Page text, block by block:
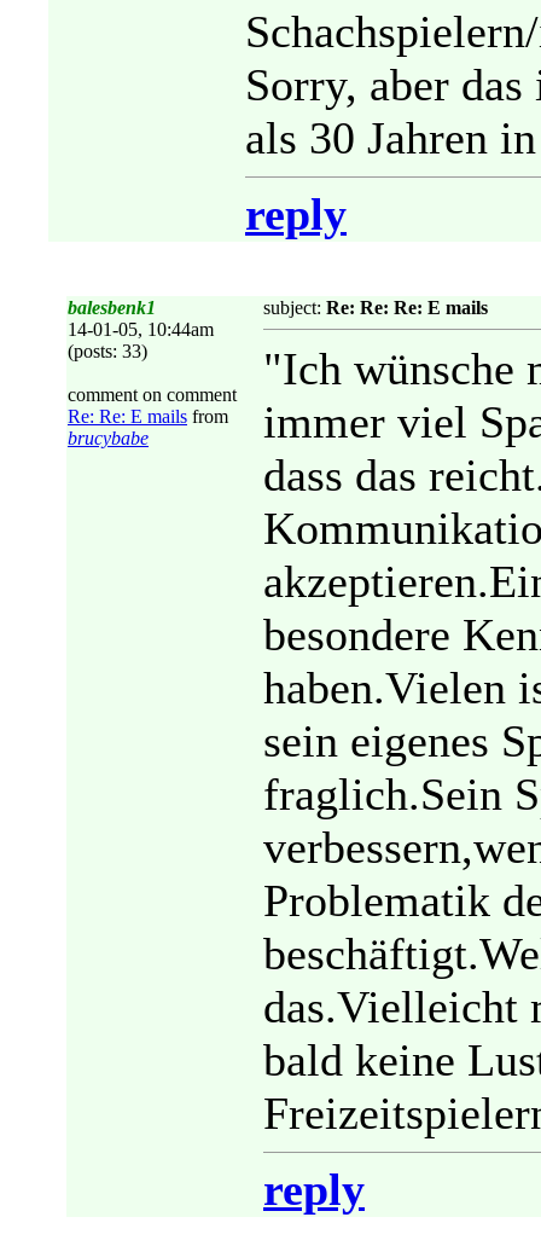
Sorry, aber
als 30 Jahren
reply
balesbenk1
14-01-05, 10:44am
(posts: 33)
comment on comment
Re: Re: E mails from
brucybabe
subject: Re: Re: Re: E mails
"Ich wünsche
immer viel
dass das
besondere
haben.Vielen
sein eigenes
fraglich.Sein
Problematik
das.Vielleicht
bald keine
reply